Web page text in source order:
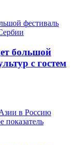
большой
с гостем